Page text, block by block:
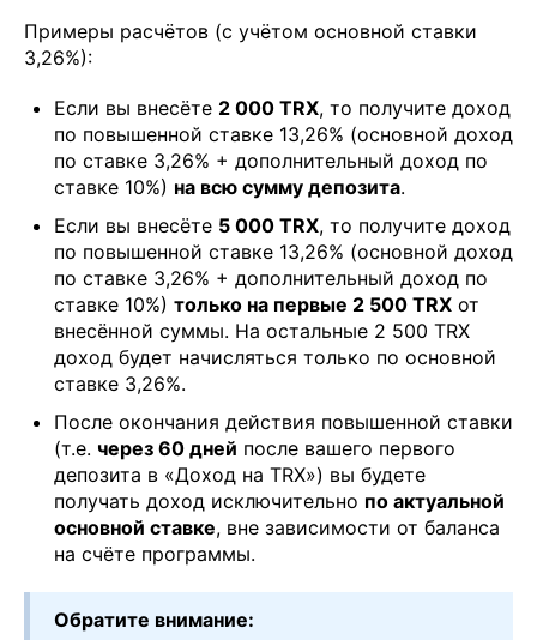
Примеры расчётов (с учётом основной ставки
3,26%):
Если вы внесёте 2 000 TRX, то получите доход
по повышенной ставке 13,26% (основной доход
по ставке 3,26% + дополнительный доход по
ставке 10%) на всю сумму депозита.
Если вы внесёте 5 000 TRX, то получите доход
по повышенной ставке 13,26% (основной доход
по ставке 3,26% + дополнительный доход по
ставке 10%) только на первые 2 500 TRX от
внесённой суммы. На остальные 2 500 TRX
доход будет начисляться только по основной
ставке 3,26%.
После окончания действия повышенной ставки
(т.е. через 60 дней после вашего первого
депозита в «Доход на TRX») вы будете
получать доход исключительно по актуальной
основной ставке, вне зависимости от баланса
на счёте программы.
Обратите внимание: